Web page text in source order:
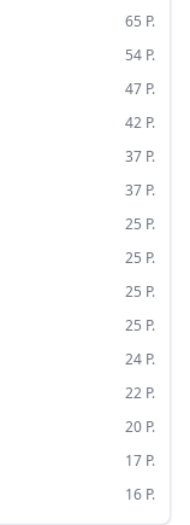
65 P.
54 P.
47 P.
42 P.
37 P.
37 P.
25 P.
25 P.
25 P.
25 P.
24 P.
22 P.
20 P.
17 P.
16 P.